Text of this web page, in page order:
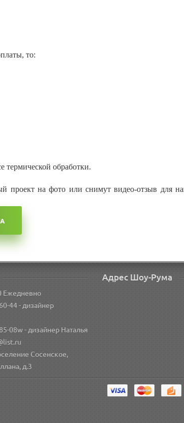
то:
термической обработки.
проект на фото или снимут видео-отзыв для
Ежедневно
44- дизайнер
08w- дизайнер Наталья
Сосенское,
д.3
Адрес Шоу-Рума